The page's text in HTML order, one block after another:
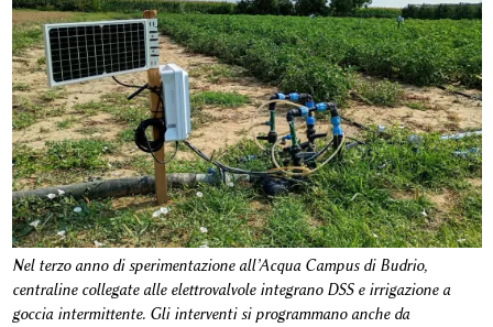
Nel terzo anno di sperimentazione all’Acqua Campus di Budrio,
centraline collegate alle elettrovalvole integrano DSS e irrigazione a
goccia intermittente. Gli interventi si programmano anche da